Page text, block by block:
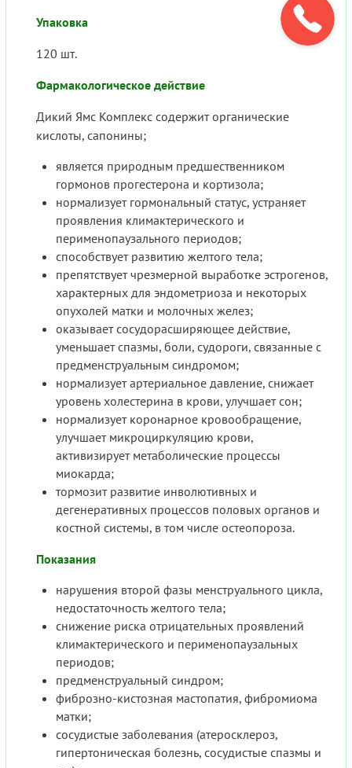
Упаковка
120 шт.
Фармакологическое действие
Дикий Ямс Комплекс содержит органические
кислоты, сапонины;
является природным предшественником
гормонов прогестерона и кортизола;
нормализует гормональный статус, устраняет
проявления климактерического и
перименопаузального периодов;
способствует развитию желтого тела;
препятствует чрезмерной выработке эстрогенов,
характерных для эндометриоза и некоторых
опухолей матки и молочных желез;
оказывает сосудорасширяющее действие,
уменьшает спазмы, боли, судороги, связанные с
предменструальным синдромом;
нормализует артериальное давление, снижает
уровень холестерина в крови, улучшает сон;
нормализует коронарное кровообращение,
улучшает микроциркуляцию крови,
активизирует метаболические процессы
миокарда;
тормозит развитие инволютивных и
дегенеративных процессов половых органов и
костной системы, в том числе остеопороза.
Показания
нарушения второй фазы менструального цикла,
недостаточность желтого тела;
снижение риска отрицательных проявлений
климактерического и перименопаузальных
периодов;
предменструальный синдром;
фиброзно-кистозная мастопатия, фибромиома
матки;
сосудистые заболевания (атеросклероз,
гипертоническая болезнь, сосудистые спазмы и